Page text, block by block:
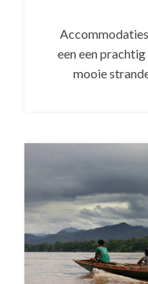
een een
mooie